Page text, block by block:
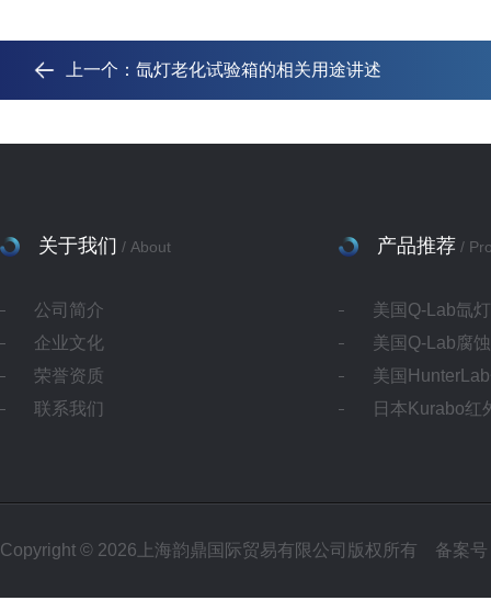
上一个： 氙灯老化试验箱的相关用途讲述
关于我们 / About
公司简介
企业文化
荣誉资质
联系我们
产品推荐 /
美国Q-Lab氙
美国Q-Lab腐
美国
日本Kurabo红
Copyright © 2026上海韵鼎国际贸易有限公司版权所有 备案